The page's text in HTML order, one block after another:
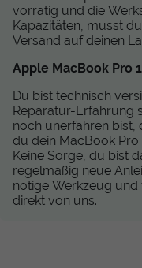
vorrätig und die
Kapazitäten, musst
Versand auf deinen
Apple MacBook Pro
Du bist technisch
Reparatur-Erfahrung
noch unerfahren bist,
du dein MacBook Pro
Keine Sorge, du bist
regelmäßig neue
nötige Werkzeug
direkt von uns.